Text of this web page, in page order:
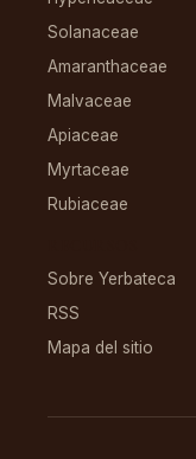
Solanaceae
Amaranthaceae
Malvaceae
Apiaceae
Myrtaceae
Rubiaceae
Sobre Yerbateca
RSS
Mapa del sitio